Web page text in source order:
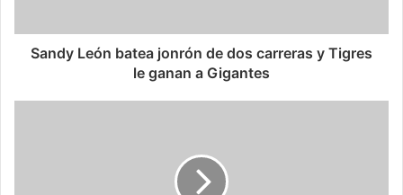
Sandy León batea jonrón de dos carreras y Tigres
le ganan a Gigantes